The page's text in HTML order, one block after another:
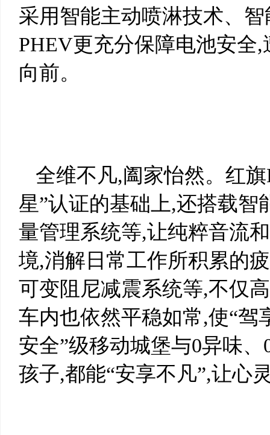
采用智能主动喷淋技术、
PHEV更充分保障电池安全
向前。
全维不凡,阖家怡然。红
星”认证的基础上,还搭载智
量管理系统等,让纯粹音流
境,消解日常工作所积累的
可变阻尼减震系统等,不仅
车内也依然平稳如常,使“驾
安全”级移动城堡与0异味
孩子,都能“安享不凡”,让心